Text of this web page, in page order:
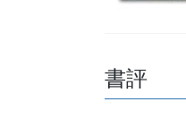
書評